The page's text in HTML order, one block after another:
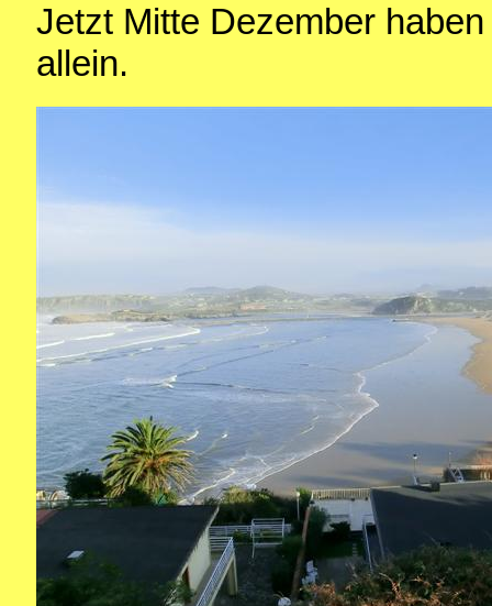
Jetzt Mitte Dezember
allein.